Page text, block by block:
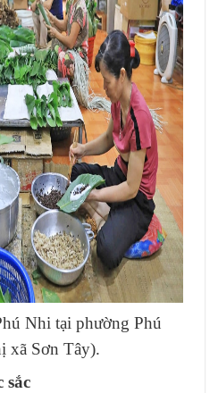
Nhi tại phường Phú
xã Sơn Tây).
sắc